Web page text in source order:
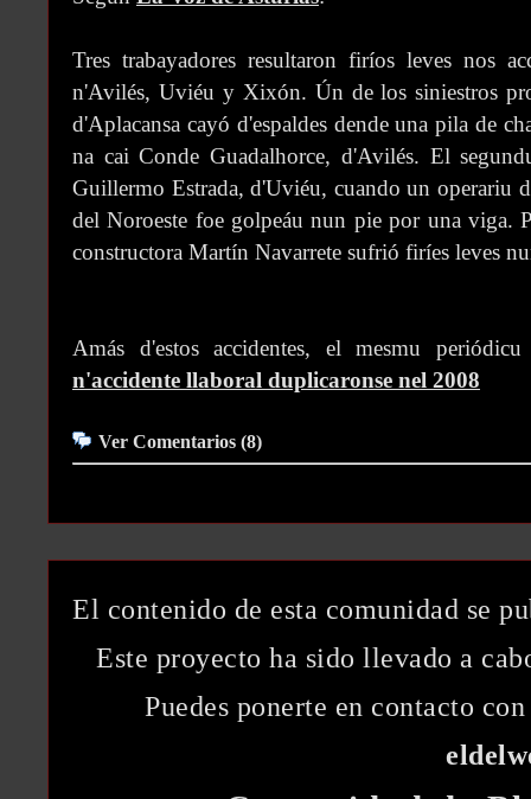
Tres trabayadores resultaron firíos leves nos
n'Avilés, Uviéu y Xixón. Ún de los siniestros
d'Aplacansa cayó d'espaldes dende una pila de
na cai Conde Guadalhorce, d'Avilés. El
Guillermo Estrada, d'Uviéu, cuando un operariu
del Noroeste foe golpeáu nun pie por una viga.
constructora Martín Navarrete sufrió firíes leves
Amás d'estos accidentes, el mesmu
n'accidente llaboral duplicaronse nel 2008
Ver Comentarios (8)
El contenido de esta comunidad se
Este proyecto ha sido llevado a
Puedes ponerte en contacto